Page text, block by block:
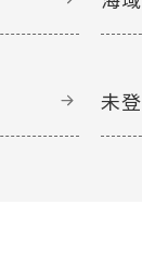
未